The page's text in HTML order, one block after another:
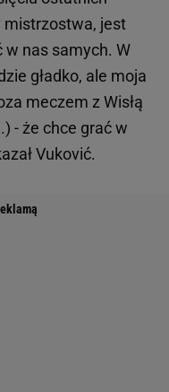
mistrzostwa, jest
w nas samych. W
gładko, ale moja
meczem z Wisłą
- że chce grać w
Vuković.